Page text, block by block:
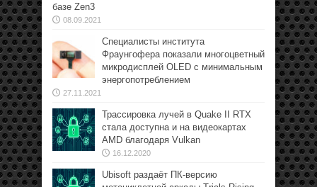
базе Zen3
08.09.2021
Специалисты института
Фраунгофера показали многоцветный
микродисплей OLED с минимальным
энергопотреблением
27.11.2021
Трассировка лучей в Quake II RTX
стала доступна и на видеокартах
AMD благодаря Vulkan
16.12.2020
Ubisoft раздаёт ПК-версию